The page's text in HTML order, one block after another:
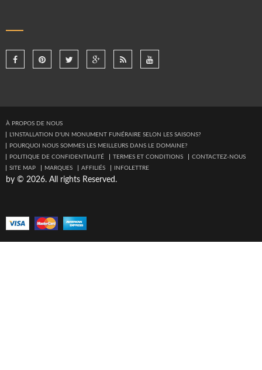
À PROPOS DE NOUS
L'INSTALLATION D'UN MONUMENT FUNÉRAIRE SELON LES SAISONS?
POURQUOI NOUS SOMMES LES MEILLEURS DANS LE DOMAINE?
POLITIQUE DE CONFIDENTIALITÉ
TERMES ET CONDITIONS
CONTACTEZ-NOUS
SITE MAP
MARQUES AFFILIÉS INFOLETTRE
by © 2026. All rights Reserved.